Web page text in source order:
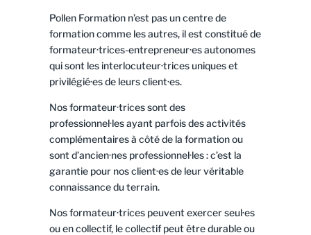
Pollen Formation n’est pas un centre de
formation comme les autres, il est constitué de
formateur·trices-entrepreneur·es autonomes
qui sont les interlocuteur·trices uniques et
privilégié·es de leurs client·es.
Nos formateur·trices sont des
professionnel·les ayant parfois des activités
complémentaires à côté de la formation ou
sont d’ancien·nes professionnel·les : c’est la
garantie pour nos client·es de leur véritable
connaissance du terrain.
Nos formateur·trices peuvent exercer seul·es
ou en collectif, le collectif peut être durable ou